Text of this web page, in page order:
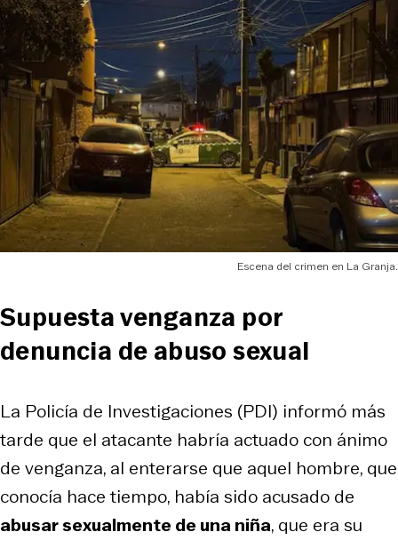
Escena del crimen en La Granja.
Supuesta venganza por
denuncia de abuso sexual
La Policía de Investigaciones (PDI) informó más
tarde que el atacante habría actuado con ánimo
de venganza, al enterarse que aquel hombre, que
conocía hace tiempo, había sido acusado de
abusar sexualmente de una niña, que era su